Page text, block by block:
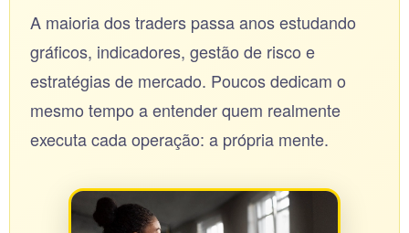
A maioria dos traders passa anos estudando
gráficos, indicadores, gestão de risco e
estratégias de mercado. Poucos dedicam o
mesmo tempo a entender quem realmente
executa cada operação: a própria mente.